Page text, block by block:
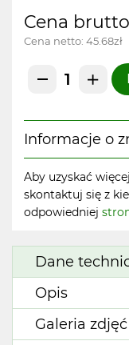
Cena
Cena netto: 45.68zł
Informacje o
Aby uzyskać
skontaktuj się z
odpowiedniej
Dane
Opis
Galeria zdjęć